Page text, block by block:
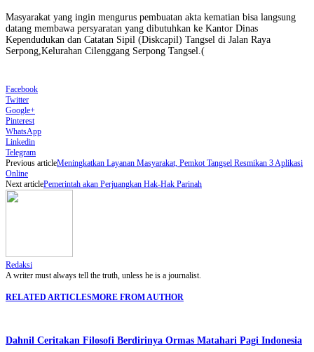
Masyarakat yang ingin mengurus pembuatan akta kematian bisa langsung
datang membawa persyaratan yang dibutuhkan ke Kantor Dinas
Kependudukan dan Catatan Sipil (Diskcapil) Tangsel di Jalan Raya
Serpong,Kelurahan Cilenggang Serpong Tangsel.(
Facebook
Twitter
Google+
Pinterest
WhatsApp
Linkedin
Telegram
Previous articleMeningkatkan Layanan Masyarakat, Pemkot Tangsel Resmikan 3 Aplikasi
Online
Next articlePemerintah akan Perjuangkan Hak-Hak Parinah
Redaksi
A writer must always tell the truth, unless he is a journalist.
RELATED ARTICLESMORE FROM AUTHOR
Dahnil Ceritakan Filosofi Berdirinya Ormas Matahari Pagi Indonesia